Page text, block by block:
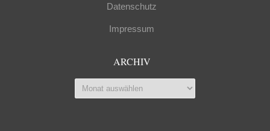
Datenschutz
Impressum
ARCHIV